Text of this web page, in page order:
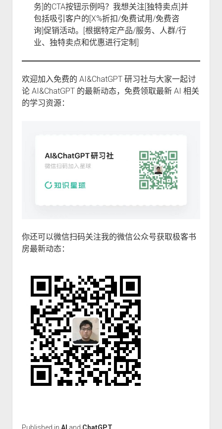
务]的CTA按钮示例吗？我想关注[独特卖点]并
包括吸引客户的[X%折扣/免费试用/免费咨
询]促销活动。[根据特定产品/服务、人群/行
业、独特卖点和优惠进行定制]
欢迎加入免费的 AI&ChatGPT 研习社与大家一起讨
论 AI&ChatGPT 的最新动态，免费领取最新 AI 相关
的学习资源：
你还可以微信扫码关注我的微信公众号获取极客书
房最新动态：